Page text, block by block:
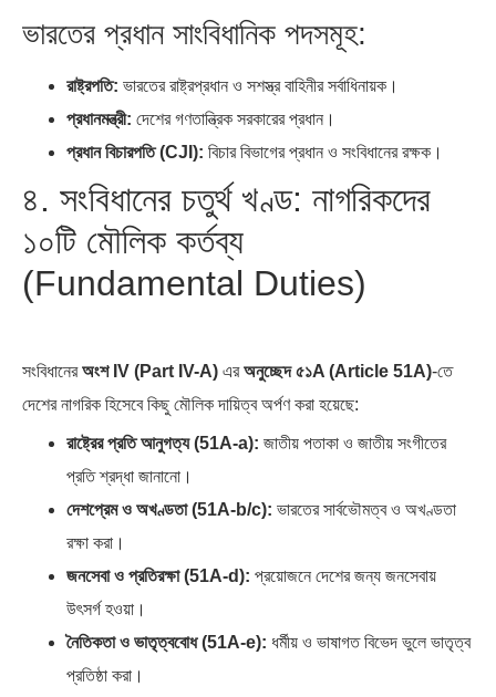
ভারতের প্রধান সাংবিধানিক পদসমূহ:
রাষ্ট্রপতি: ভারতের রাষ্ট্রপ্রধান ও সশস্ত্র বাহিনীর সর্বাধিনায়ক।
প্রধানমন্ত্রী: দেশের গণতান্ত্রিক সরকারের প্রধান।
প্রধান বিচারপতি (CJI): বিচার বিভাগের প্রধান ও সংবিধানের রক্ষক।
৪. সংবিধানের চতুর্থ খণ্ড: নাগরিকদের
১০টি মৌলিক কর্তব্য
(Fundamental Duties)
সংবিধানেরঅংশ IV (Part IV-A) এরঅনুচ্ছেদ ৫১A (Article 51A)-তে
দেশের নাগরিক হিসেবে কিছু মৌলিক দায়িত্ব অর্পণ করা হয়েছে:
রাষ্ট্রের প্রতি আনুগত্য (51A-a): জাতীয় পতাকা ও জাতীয় সংগীতের
প্রতি শ্রদ্ধা জানানো।
দেশপ্রেম ও অখণ্ডতা (51A-b/c): ভারতের সার্বভৌমত্ব ও অখণ্ডতা
রক্ষা করা।
জনসেবা ও প্রতিরক্ষা (51A-d): প্রয়োজনে দেশের জন্য জনসেবায়
উৎসর্গ হওয়া।
নৈতিকতা ও ভাতৃত্ববোধ (51A-e): ধর্মীয় ও ভাষাগত বিভেদ ভুলে ভাতৃত্ব
প্রতিষ্ঠা করা।